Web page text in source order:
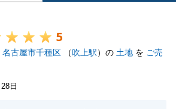
5
名古屋市千種区 （吹上駅）の 土地 を ご売
日